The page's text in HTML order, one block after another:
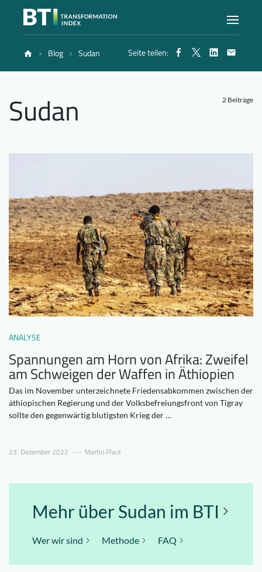
Atlas
Blog
Downloads Wer wir sind
FAQ Newsletter
EN DE
Blog Sudan Seite teilen:
Sudan 2 Beiträge
ANALYSE
Spannungen am Horn von Afrika: Zweifel
am Schweigen der Waffen in Äthiopien
Das im November unterzeichnete Friedensabkommen zwischen der
äthiopischen Regierung und der Volksbefreiungsfront von Tigray
sollte den gegenwärtig blutigsten Krieg der …
23. Dezember 2022 Martin Plaut
Mehr über Sudan im BTI
Wer wir sind Methode FAQ